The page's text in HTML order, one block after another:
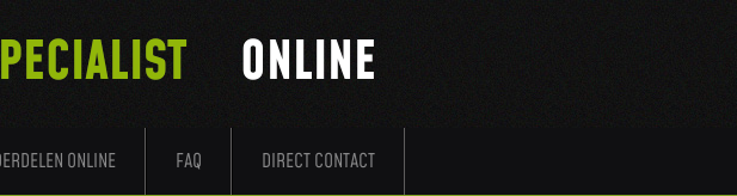
ONLINE FAQ DIRECT CONTACT
ONLINE